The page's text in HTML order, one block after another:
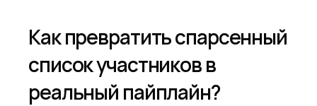
Как превратить спарсенный
список участников в
реальный пайплайн?